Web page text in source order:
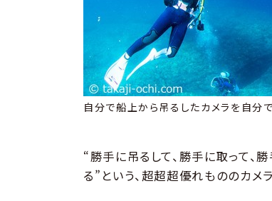
自分で船上から吊るしたカメラを自分
“勝手に吊るして、勝手に取って、
る”という、超超超優れもののカメ